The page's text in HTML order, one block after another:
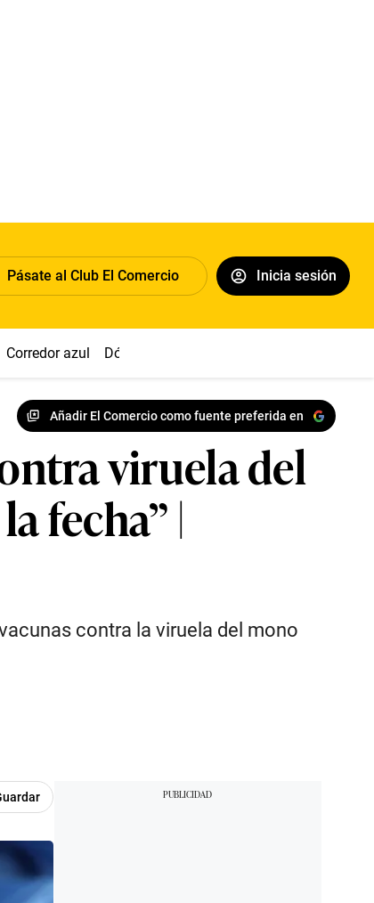
Pásate al Club El Comercio Inicia sesión
Corredor azul Dólar
Añadir El Comercio como fuente preferida en
viruela del
fecha” |
contra la viruela del mono